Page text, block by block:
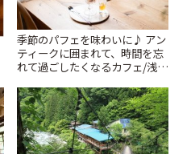
季節のパフェを味わいに♪ アン
ティークに囲まれて、時間を忘
れて過ごしたくなるカフェ/浅草